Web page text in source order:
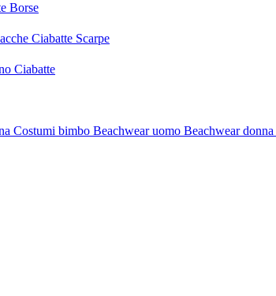
Borse
Ciabatte Scarpe
Ciabatte
Costumi bimbo Beachwear uomo Beachwear donna